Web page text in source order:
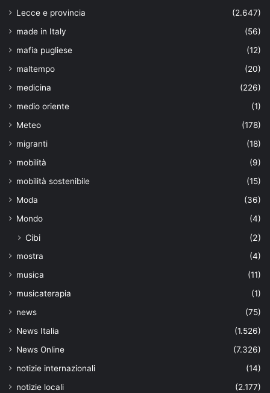
Lecce e provincia
(2.647)
made in Italy
(56)
mafia pugliese
(12)
maltempo
(20)
medicina
(226)
medio oriente
(1)
Meteo
(178)
migranti
(18)
mobilità
(9)
mobilità sostenibile
(15)
Moda
(36)
Mondo
(4)
Cibi (2)
mostra
(4)
musica
(11)
musicaterapia
(1)
news
(75)
News Italia
(1.526)
News Online
(7.326)
notizie internazionali
(14)
notizie locali
(2.177)